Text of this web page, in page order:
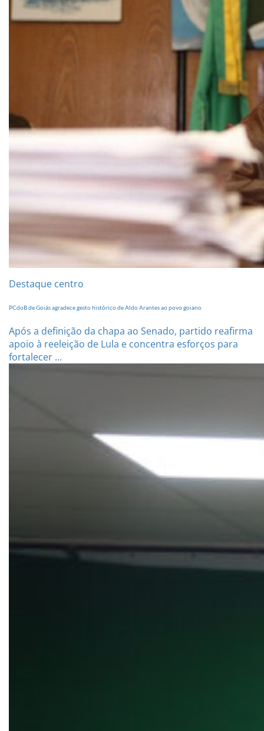
Destaque centro
PCdoB de Goiás agradece gesto histórico de Aldo Arantes ao povo goiano
Após a definição da chapa ao Senado, partido reafirma
apoio à reeleição de Lula e concentra esforços para
fortalecer ...